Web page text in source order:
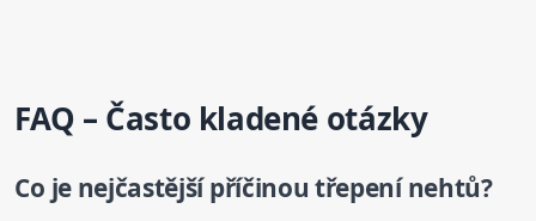
FAQ – Často kladené otázky
Co je nejčastější příčinou třepení nehtů?